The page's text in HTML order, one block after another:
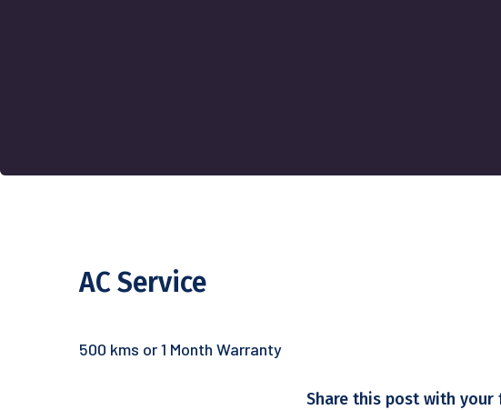
AC Service
500 kms or 1 Month Warranty
Share this post with your